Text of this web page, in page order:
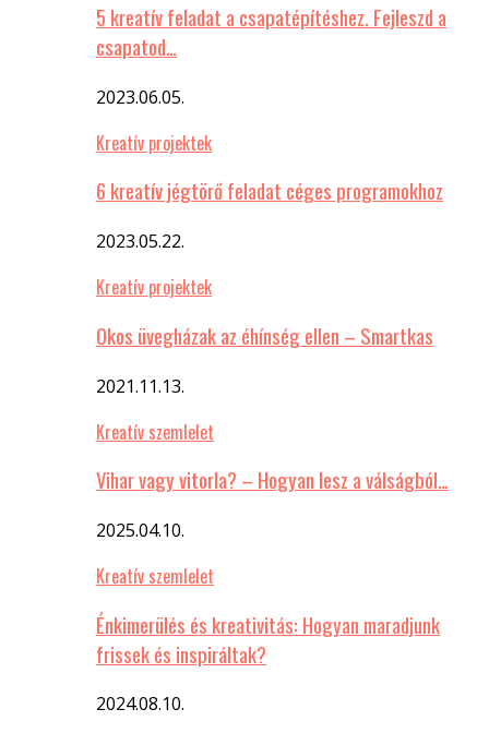
5 kreatív feladat a csapatépítéshez. Fejleszd a
csapatod…
2023.06.05.
Kreatív projektek
6 kreatív jégtörő feladat céges programokhoz
2023.05.22.
Kreatív projektek
Okos üvegházak az éhínség ellen – Smartkas
2021.11.13.
Kreatív szemlelet
Vihar vagy vitorla? – Hogyan lesz a válságból…
2025.04.10.
Kreatív szemlelet
Énkimerülés és kreativitás: Hogyan maradjunk
frissek és inspiráltak?
2024.08.10.